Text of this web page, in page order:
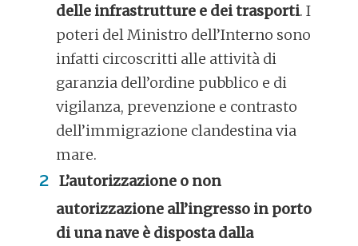
delle infrastrutture e dei trasporti. I
poteri del Ministro dell’Interno sono
infatti circoscritti alle attività di
garanzia dell’ordine pubblico e di
vigilanza, prevenzione e contrasto
dell’immigrazione clandestina via
mare.
L’autorizzazione o non
autorizzazione all’ingresso in porto
di una nave è disposta dalla